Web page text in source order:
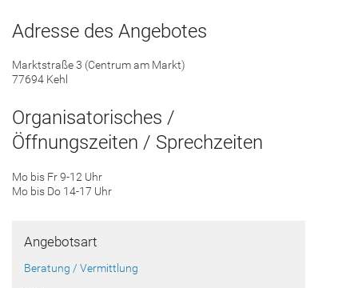
Adresse des Angebotes
Marktstraße 3 (Centrum am Markt)
77694 Kehl
Organisatorisches /
Öffnungszeiten / Sprechzeiten
Mo bis Fr 9-12 Uhr
Mo bis Do 14-17 Uhr
Angebotsart
Beratung / Vermittlung